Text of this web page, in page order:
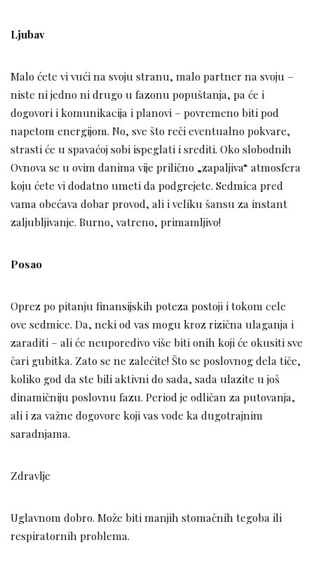
Ljubav
Malo ćete vi vući na svoju stranu, malo partner na svoju –
niste ni jedno ni drugo u fazonu popuštanja, pa će i
dogovori i komunikacija i planovi – povremeno biti pod
napetom energijom. No, sve što reči eventualno pokvare,
strasti će u spavaćoj sobi ispeglati i srediti. Oko slobodnih
Ovnova se u ovim danima vije prilično „zapaljiva“ atmosfera
koju ćete vi dodatno umeti da podgrejete. Sedmica pred
vama obećava dobar provod, ali i veliku šansu za instant
zaljubljivanje. Burno, vatreno, primamljivo!
Posao
Oprez po pitanju finansijskih poteza postoji i tokom cele
ove sedmice. Da, neki od vas mogu kroz rizična ulaganja i
zaraditi – ali će neuporedivo više biti onih koji će okusiti sve
čari gubitka. Zato se ne zalećite! Što se poslovnog dela tiče,
koliko god da ste bili aktivni do sada, sada ulazite u još
dinamičniju poslovnu fazu. Period je odličan za putovanja,
ali i za važne dogovore koji vas vode ka dugotrajnim
saradnjama.
Zdravlje
Uglavnom dobro. Može biti manjih stomačnih tegoba ili
respiratornih problema.